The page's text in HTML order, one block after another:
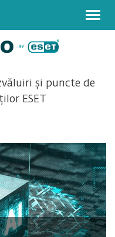
și puncte de
ESET